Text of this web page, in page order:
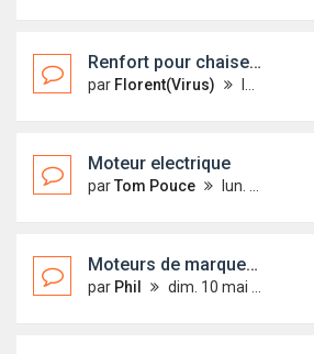
Renfort pour chaise moteur
par Florent(Virus)
Moteur electrique
parTom Pouce lun. 13 juil. 2015 22:37
Moteurs de marques inconnues
par Phil dim. 10 mai 2015 17:59